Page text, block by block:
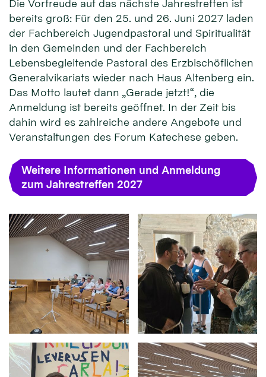
Die Vorfreude auf das nächste Jahrestreffen ist
bereits groß: Für den 25. und 26. Juni 2027 laden
der Fachbereich Jugendpastoral und Spiritualität
in den Gemeinden und der Fachbereich
Lebensbegleitende Pastoral des Erzbischöflichen
Generalvikariats wieder nach Haus Altenberg ein.
Das Motto lautet dann „Gerade jetzt!“, die
Anmeldung ist bereits geöffnet. In der Zeit bis
dahin wird es zahlreiche andere Angebote und
Veranstaltungen des Forum Katechese geben.
Weitere Informationen und Anmeldung
zum Jahrestreffen 2027